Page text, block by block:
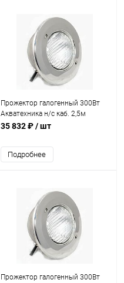
Прожектор галогенный 300Вт
Акватехника н/с каб. 2,5м
(плитка) (AT16.02)
35 832 ₽/ шт
Подробнее
Прожектор галогенный 300Вт